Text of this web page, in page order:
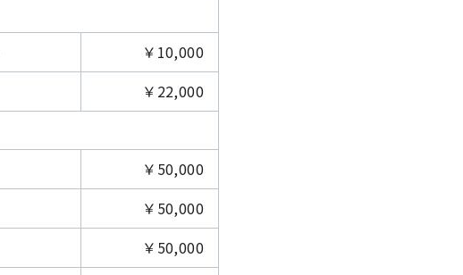
￥10,000
￥22,000
￥50,000
￥50,000
￥50,000